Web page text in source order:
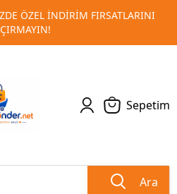
VE MATBAA
TESLIMAT!
1 2
Sepetim
Ara